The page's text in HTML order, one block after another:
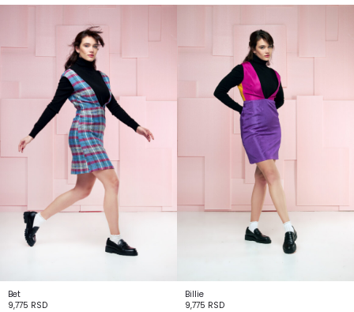
Bet
9,775 RSD
Billie
9,775 RSD